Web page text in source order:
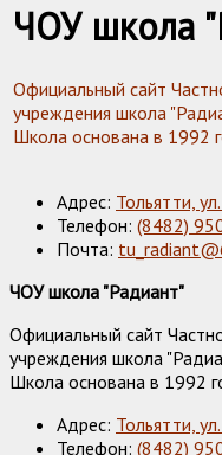
ЧОУ школа
Официальный сайт
учреждения школа
Школа основана в 1992
Адрес: Тольятти,
Телефон: (8482)
Почта:
ЧОУ школа "Радиант"
Официальный сайт
учреждения школа
Школа основана в 1992
Адрес: Тольятти,
Телефон: (8482)